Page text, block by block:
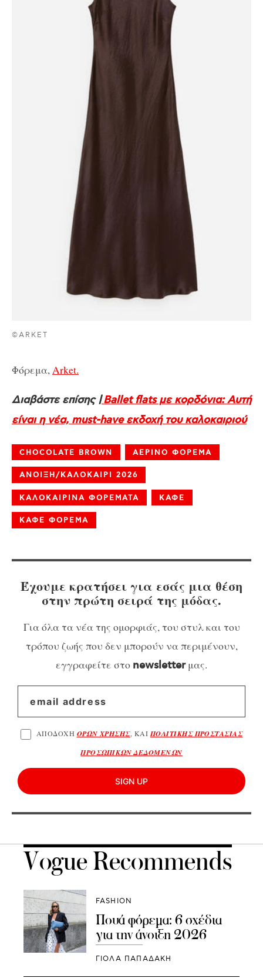
©ARKET
Φόρεμα,Arket.
Διαβάστε επίσης |Βallet flats με κορδόνια: Aυτή
είναι η νέα, must-have εκδοχή του καλοκαιριού
CHOCOLATE BROWN ΑΕΡΙΝΟ ΦΟΡΕΜΑ
ΑΝΟΙΞΗ/ΚΑΛΟΚΑΙΡΙ 2026
ΚΑΛΟΚΑΙΡΙΝΑ ΦΟΡΕΜΑΤΑ ΚΑΦΕ
ΚΑΦΕ ΦΟΡΕΜΑ
Έχουμε κρατήσει για εσάς μια θέση
στην πρώτη σειρά της μόδας.
Για όλα τα νέα της ομορφιάς, του στυλ και του
τρόπου ζωής που δεν μπορούν να περιμένουν,
εγγραφείτε στο newsletterμας.
ΑΠΟΔΟΧΗ ΟΡΩΝ ΧΡΗΣΗΣ, ΚΑΙΠΟΛΙΤΙΚΗΣ ΠΡΟΣΤΑΣΙΑΣ
ΠΡΟΣΩΠΙΚΩΝ ΔΕΔΟΜΕΝΩΝ
SIGN UP
Vogue Recommends
FASHION
Πουά φόρεμα: 6 σχέδια
για την άνοιξη 2026
ΓΙΌΛΑ ΠΑΠΑΔΆΚΗ